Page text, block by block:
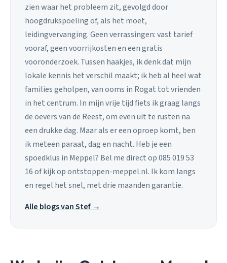
zien waar het probleem zit, gevolgd door
hoogdrukspoeling of, als het moet,
leidingvervanging. Geen verrassingen: vast tarief
vooraf, geen voorrijkosten en een gratis
vooronderzoek. Tussen haakjes, ik denk dat mijn
lokale kennis het verschil maakt; ik heb al heel wat
families geholpen, van ooms in Rogat tot vrienden
in het centrum. In mijn vrije tijd fiets ik graag langs
de oevers van de Reest, om even uit te rusten na
een drukke dag. Maar als er een oproep komt, ben
ik meteen paraat, dag en nacht. Heb je een
spoedklus in Meppel? Bel me direct op 085 019 53
16 of kijk op ontstoppen-meppel.nl. Ik kom langs
en regel het snel, met drie maanden garantie.
Alle blogs van Stef →